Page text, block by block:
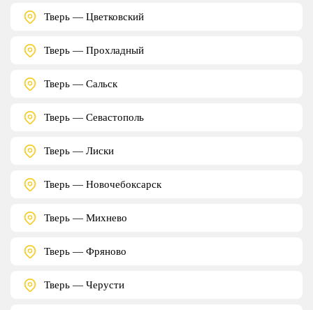
Тверь — Цветковский
Тверь — Прохладный
Тверь — Сальск
Тверь — Севастополь
Тверь — Лиски
Тверь — Новочебоксарск
Тверь — Михнево
Тверь — Фряново
Тверь — Черусти